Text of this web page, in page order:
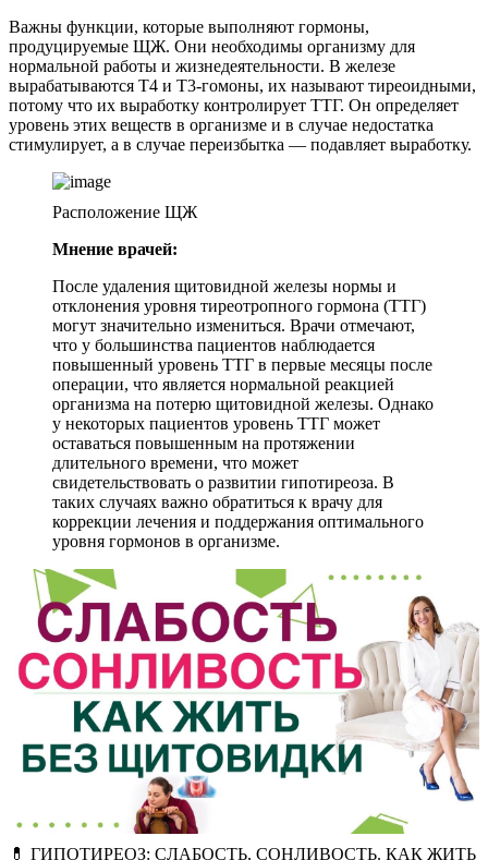
Важны функции, которые выполняют гормоны,
продуцируемые ЩЖ. Они необходимы организму для
нормальной работы и жизнедеятельности. В железе
вырабатываются Т4 и Т3-гомоны, их называют тиреоидными,
потому что их выработку контролирует ТТГ. Он определяет
уровень этих веществ в организме и в случае недостатка
стимулирует, а в случае переизбытка — подавляет выработку.
Расположение ЩЖ
Мнение врачей:
После удаления щитовидной железы нормы и
отклонения уровня тиреотропного гормона (ТТГ)
могут значительно измениться. Врачи отмечают,
что у большинства пациентов наблюдается
повышенный уровень ТТГ в первые месяцы после
операции, что является нормальной реакцией
организма на потерю щитовидной железы. Однако
у некоторых пациентов уровень ТТГ может
оставаться повышенным на протяжении
длительного времени, что может
свидетельствовать о развитии гипотиреоза. В
таких случаях важно обратиться к врачу для
коррекции лечения и поддержания оптимального
уровня гормонов в организме.
💊 ГИПОТИРЕОЗ: СЛАБОСТЬ, СОНЛИВОСТЬ. КАК ЖИТЬ